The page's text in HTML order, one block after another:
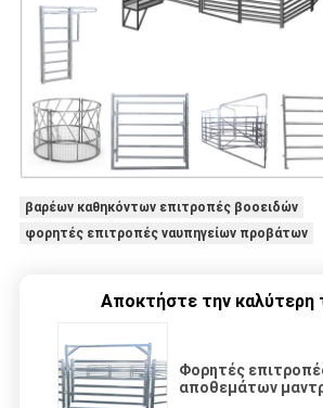
βαρέων καθηκόντων επιτροπές βοοειδών
φορητές επιτροπές ναυπηγείων προβάτων
Αποκτήστε την καλύτερη
Φορητές
αποθεμάτων